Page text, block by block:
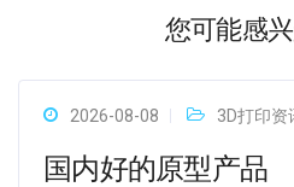
您可能感
2026-08-08 3D打印资
国内好的原型产品